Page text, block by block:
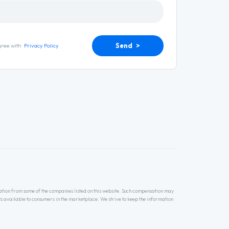
with Privacy Policy Send >
from some of the companies listed on this website. Such compensation may
to consumers in the marketplace. We strive to keep the information